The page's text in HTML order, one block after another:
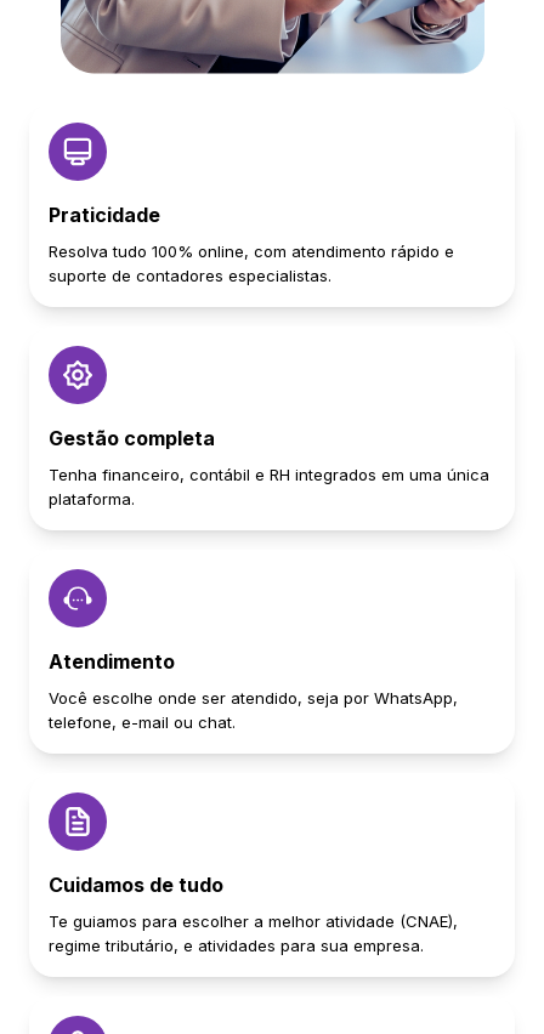
Praticidade
Resolva tudo 100% online, com atendimento rápido e
suporte de contadores especialistas.
Gestão completa
Tenha financeiro, contábil e RH integrados em uma única
plataforma.
Atendimento
Você escolhe onde ser atendido, seja por WhatsApp,
telefone, e-mail ou chat.
Cuidamos de tudo
Te guiamos para escolher a melhor atividade (CNAE),
regime tributário, e atividades para sua empresa.